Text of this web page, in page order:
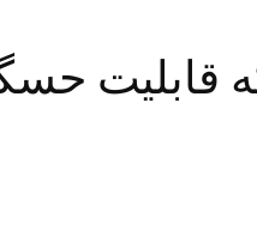
قابلیت